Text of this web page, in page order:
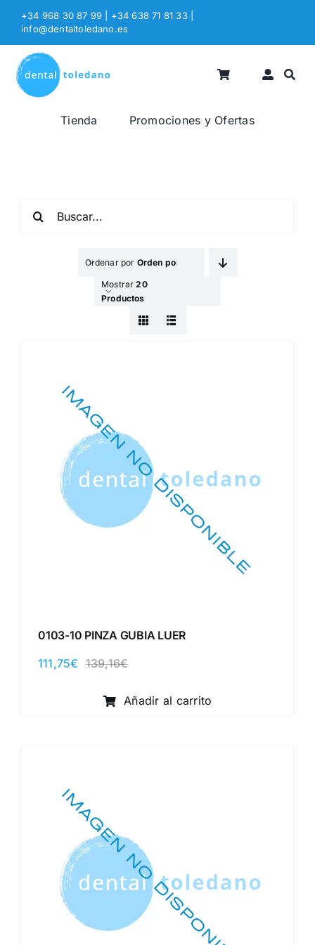
Saltar
contenido
+34 968 30 87 99 | +34 638 71 81 33
info@dentaltoledano.es
Tienda Promociones y Ofertas
Ordenar por Orden por Defecto
Mostrar20
Productos
0103-10 PINZA GUBIA LUER
139,16€El
original
era:
111,75€
El
actual
es:
Añadir al carrito